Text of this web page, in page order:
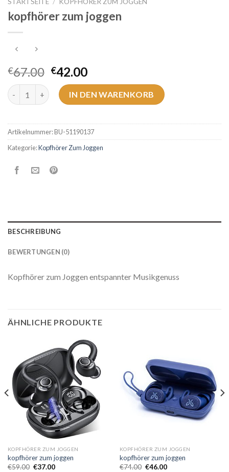
kopfhörer zum joggen
€67.00 €42.00
kopfhörer zum joggen MengeIN DEN WARENKORB
Artikelnummer:BU-51190137
Kategorie:Kopfhörer Zum Joggen
BESCHREIBUNG
BEWERTUNGEN (0)
Kopfhörer zum Joggen entspannter Musikgenuss
ÄHNLICHE PRODUKTE
KOPFHÖRER ZUM JOGGEN
kopfhörer zum joggen
€59.00 €37.00
KOPFHÖRER ZUM JOGGEN
kopfhörer zum joggen
€74.00 €46.00